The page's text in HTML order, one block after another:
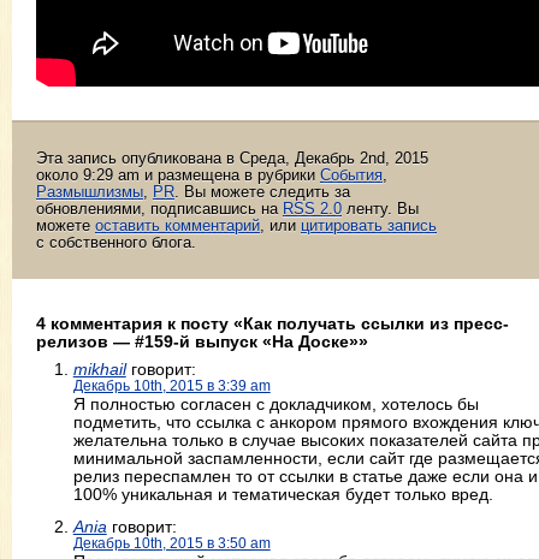
Эта запись опубликована в Среда, Декабрь 2nd, 2015
около 9:29 am и размещена в рубрики События
Размышлизмы
PR . Вы можете следить за
обновлениями, подписавшись на RSS 2.0 ленту. Вы
можете оставить комментарий , или цитировать запись
с собственного блога.
4 комментария к посту «Как получать ссылки из пресс-
релизов — #159-й выпуск «На Доске»»
mikhailговорит:
Декабрь 10th, 2015 в 3:39 am
Я полностью согласен с докладчиком, хотелось бы
подметить, что ссылка с анкором прямого вхождения
желательна только в случае высоких показателей сайта
минимальной заспамленности, если сайт где
релиз переспамлен то от ссылки в статье даже если она и
100% уникальная и тематическая будет только вред.
Ania говорит:
Декабрь 10th, 2015 в 3:50 am